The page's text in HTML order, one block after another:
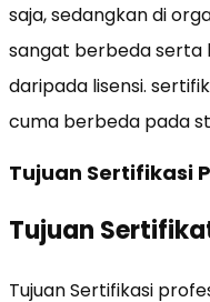
saja, sedangkan di
sangat berbeda serta
daripada lisensi.
cuma berbeda pada
Tujuan Sertifikasi
Tujuan
Tujuan Sertifikasi